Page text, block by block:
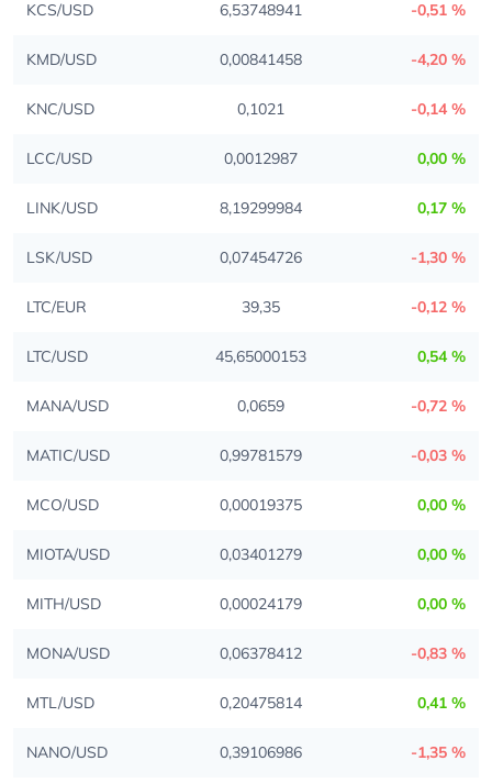
KCS/USD 6,53748941 -0,51 %
KMD/USD 0,00841458 -4,20 %
KNC/USD 0,1021 -0,14 %
LCC/USD 0,0012987 0,00 %
LINK/USD 8,19299984 0,17 %
LSK/USD 0,07454726 -1,30 %
LTC/EUR 39,35 -0,12 %
LTC/USD 45,65000153 0,54 %
MANA/USD 0,0659 -0,72 %
MATIC/USD 0,99781579 -0,03 %
MCO/USD 0,00019375 0,00 %
MIOTA/USD 0,03401279 0,00 %
MITH/USD 0,00024179 0,00 %
MONA/USD 0,06378412 -0,83 %
MTL/USD 0,20475814 0,41 %
NANO/USD 0,39106986 -1,35 %